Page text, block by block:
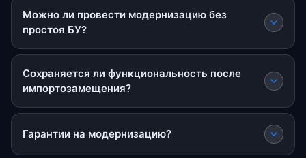
Можно ли провести модернизацию без
простоя БУ?
Сохраняется ли функциональность после
импортозамещения?
Гарантии на модернизацию?